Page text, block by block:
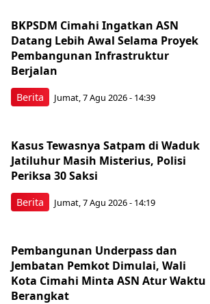
Berita
BKPSDM Cimahi Ingatkan ASN
Datang Lebih Awal Selama Proyek
Pembangunan Infrastruktur
Berjalan
Jumat, 7 Agu 2026 - 14:39
Berita
Kasus Tewasnya Satpam di Waduk
Jatiluhur Masih Misterius, Polisi
Periksa 30 Saksi
Jumat, 7 Agu 2026 - 14:19
Pembangunan Underpass dan
Jembatan Pemkot Dimulai, Wali
Kota Cimahi Minta ASN Atur Waktu
Berangkat